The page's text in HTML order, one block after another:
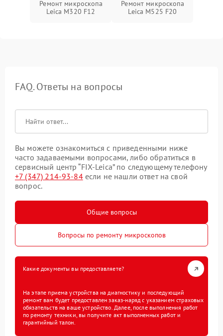
Ремонт микроскопа
Leica M320 F12
Ремонт микроскопа
Leica M525 F20
FAQ. Ответы на вопросы
Вы можете ознакомиться с приведенными ниже
часто задаваемыми вопросами, либо обратиться в
сервисный центр “FIX-Leica” по следующему телефону
+7 (347) 214-93-84если не нашли ответ на свой
вопрос.
Общие вопросы
Вопросы по ремонту микроскопов
Какие документы вы предоставляете?
На этапе приема устройства на диагностику и последующий
ремонт вам будет предоставлен заказ-наряд с указанием страховых
обязательств на ваше устройство. Далее, после выполнения работ
по ремонту техники, вы получите акт выполненных работ и
гарантийный талон.